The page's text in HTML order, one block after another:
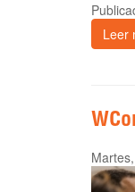
Leer